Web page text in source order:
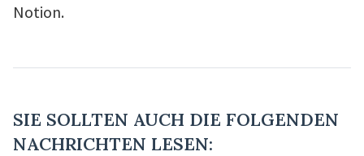
Notion.
SIE SOLLTEN AUCH DIE FOLGENDEN
NACHRICHTEN LESEN: